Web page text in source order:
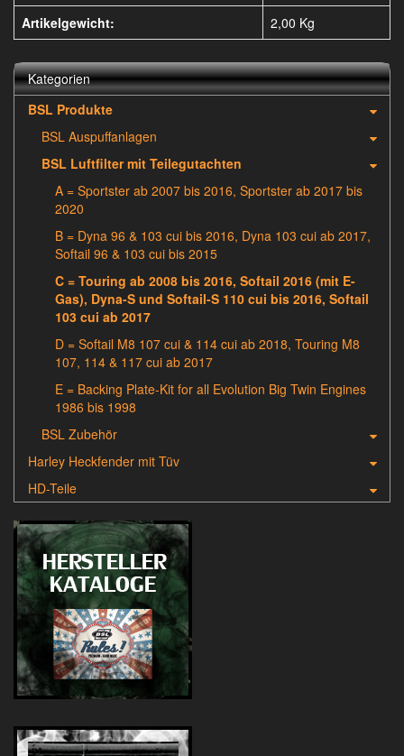
Artikelgewicht:
2,00 Kg
Kategorien
BSL Produkte
BSL Auspuffanlagen
BSL Luftfilter mit Teilegutachten
A = Sportster ab 2007 bis 2016, Sportster ab 2017 bis
2020
B = Dyna 96 & 103 cui bis 2016, Dyna 103 cui ab 2017,
Softail 96 & 103 cui bis 2015
C = Touring ab 2008 bis 2016, Softail 2016 (mit E-
Gas), Dyna-S und Softail-S 110 cui bis 2016, Softail
103 cui ab 2017
D = Softail M8 107 cui & 114 cui ab 2018, Touring M8
107, 114 & 117 cui ab 2017
E = Backing Plate-Kit for all Evolution Big Twin Engines
1986 bis 1998
BSL Zubehör
Harley Heckfender mit Tüv
HD-Teile